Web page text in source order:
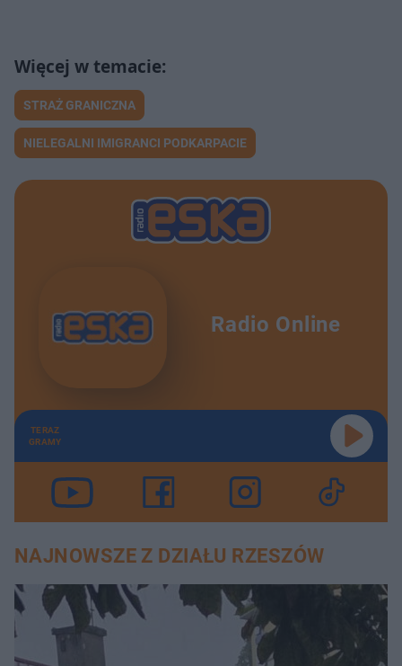
STRAŻ GRANICZNA
NIELEGALNI IMIGRANCI PODKARPACIE
Radio Online
TERAZ
GRAMY
NAJNOWSZE Z DZIAŁU RZESZÓW